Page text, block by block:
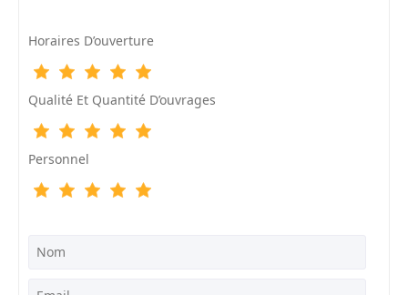
Horaires D’ouverture
Qualité Et Quantité D’ouvrages
Personnel